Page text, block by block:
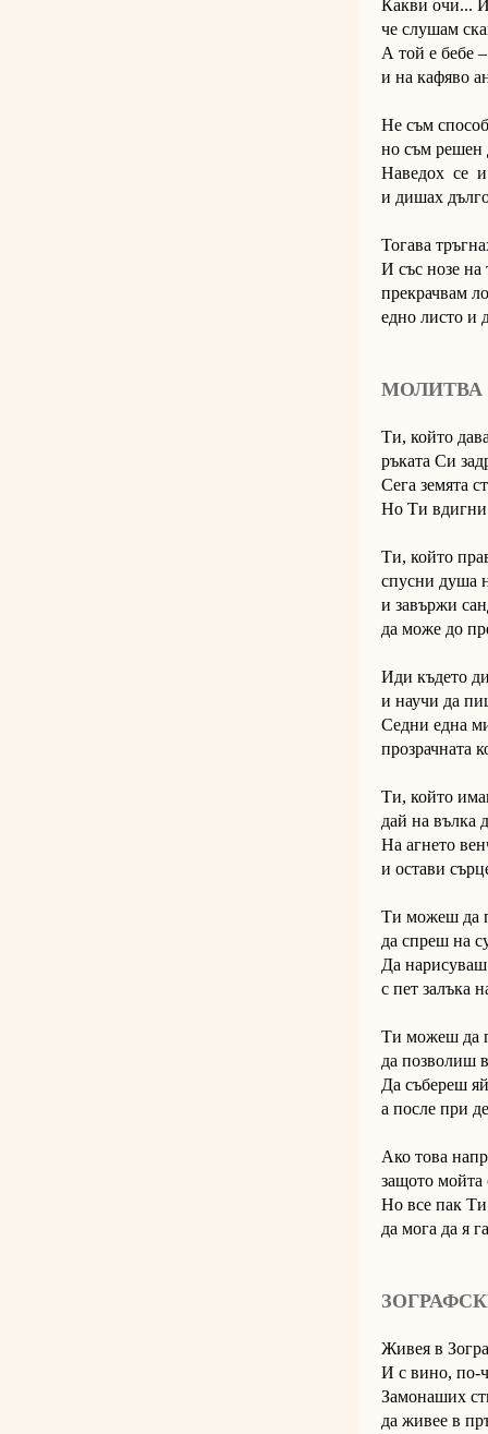
Какви очи...
че слушам
А той е бебе
и на кафяво
Не съм
но съм решен
Наведох се и
и дишах
Тогава
И със нозе на
прекрачвам
едно листо и
МОЛИТВА
Ти, който
ръката Си
Сега земята
Но Ти вдигни
Ти, който
спусни душа
и завържи
да може до
Иди където
и научи да
Седни една
прозрачната
Ти, който
дай на вълка
На агнето
и остави
Ти можеш да
да спреш на
Да
с пет залъка
Ти можеш да
да позволиш
Да събереш
а после при
Ако това
защото мойта
Но все пак
да мога да я
Живея в
И с вино, по-
Замонаших
да живее в